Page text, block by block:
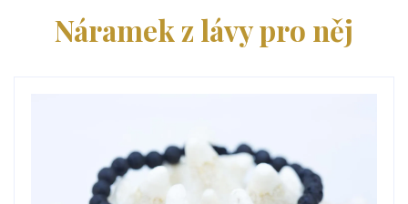
Náramek z lávy pro něj